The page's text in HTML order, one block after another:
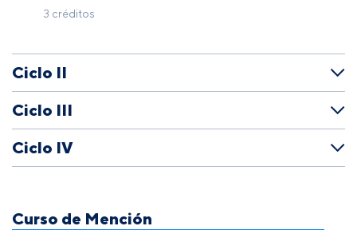
3 créditos
Ciclo II
Ciclo III
Ciclo IV
Curso de Mención